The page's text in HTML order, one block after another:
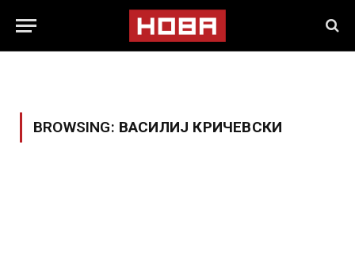
BROWSING: ВАСИЛИЈ КРИЧЕВСКИ